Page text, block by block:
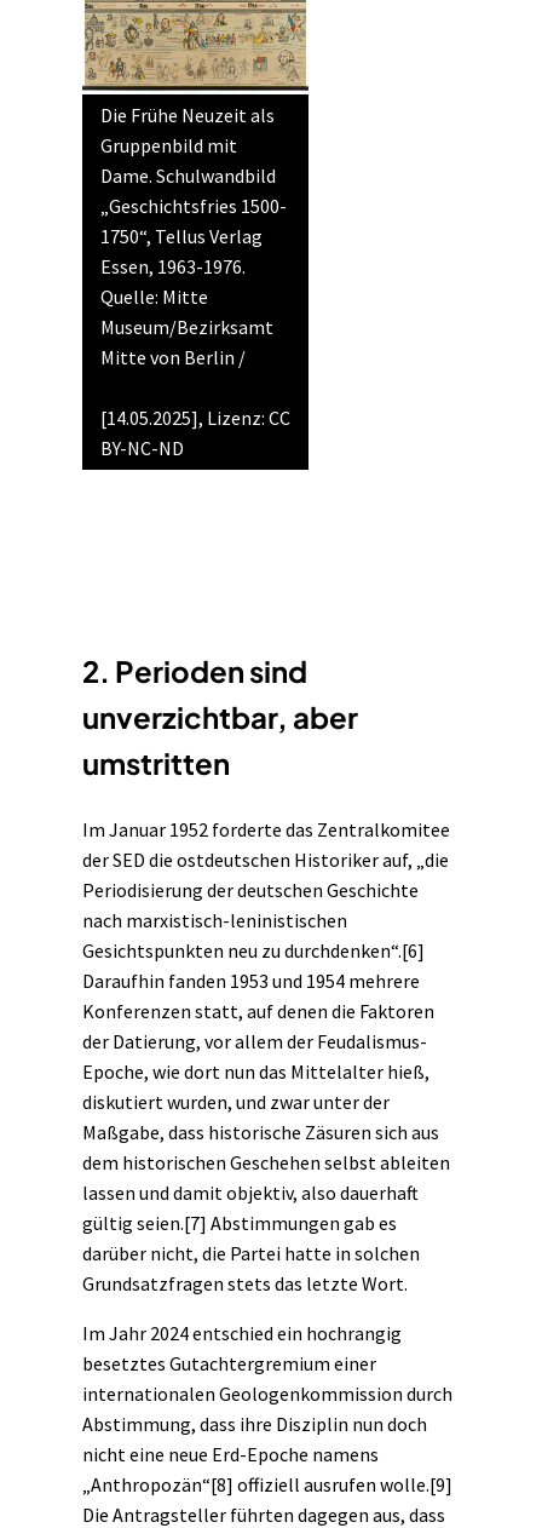
Die Frühe Neuzeit als
Gruppenbild mit
Dame. Schulwandbild
„Geschichtsfries 1500-
1750“, Tellus Verlag
Essen, 1963-1976.
Quelle: Mitte
Museum/Bezirksamt
Mitte von Berlin /
[14.05.2025], Lizenz: CC
BY-NC-ND
2. Perioden sind
unverzichtbar, aber
umstritten
Im Januar 1952 forderte das Zentralkomitee
der SED die ostdeutschen Historiker auf, „die
Periodisierung der deutschen Geschichte
nach marxistisch-leninistischen
Gesichtspunkten neu zu durchdenken“.[6]
Daraufhin fanden 1953 und 1954 mehrere
Konferenzen statt, auf denen die Faktoren
der Datierung, vor allem der Feudalismus-
Epoche, wie dort nun das Mittelalter hieß,
diskutiert wurden, und zwar unter der
Maßgabe, dass historische Zäsuren sich aus
dem historischen Geschehen selbst ableiten
lassen und damit objektiv, also dauerhaft
gültig seien.[7] Abstimmungen gab es
darüber nicht, die Partei hatte in solchen
Grundsatzfragen stets das letzte Wort.
Im Jahr 2024 entschied ein hochrangig
besetztes Gutachtergremium einer
internationalen Geologenkommission durch
Abstimmung, dass ihre Disziplin nun doch
nicht eine neue Erd-Epoche namens
Anthropozän“[8] offiziell ausrufen wolle.[9]
Die Antragsteller führten dagegen aus, dass